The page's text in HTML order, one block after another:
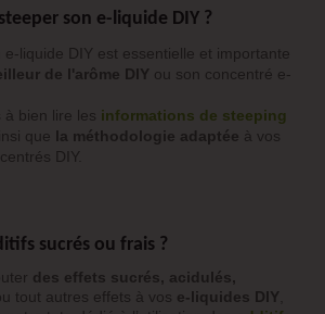
son e-liquide DIY ?
liquide DIY est essentielle et importante
de l'arôme DIY ou son concentré e-
à bien lire les informations de steeping
que la méthodologie adaptée à vos
DIY.
sucrés ou frais ?
des effets sucrés, acidulés,
tout autres effets à vos e-liquides DIY